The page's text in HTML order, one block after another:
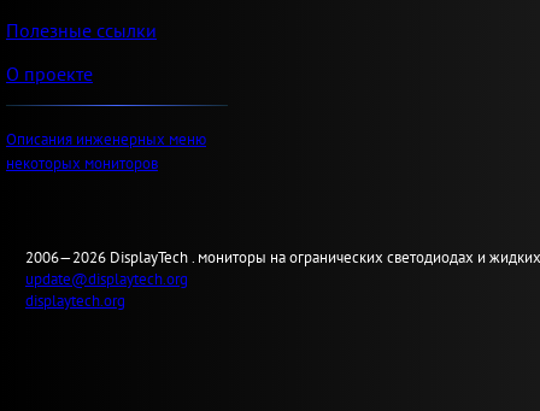
Полезные ссылки
О проекте
Описания инженерных меню
некоторых мониторов
2006—2026 DisplayTech . мониторы на огранических светодиодах и
update@displaytech.org
displaytech.org